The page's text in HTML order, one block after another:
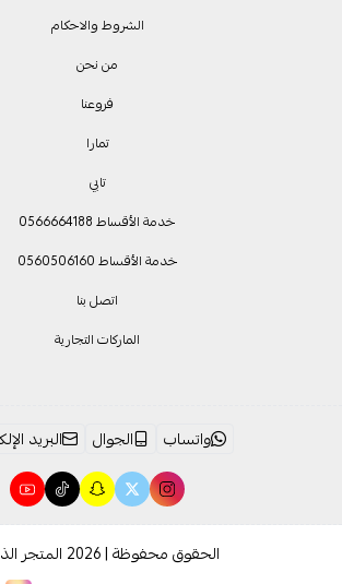
الشروط والاحكام
من نحن
فروعنا
تمارا
تابي
خدمة الأقساط 0566664188
خدمة الأقساط 0560506160
اتصل بنا
الماركات التجارية
واتساب الجوال البريد
الحقوق محفوظة | 2026 المتجر